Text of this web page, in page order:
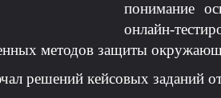
понимание
онлайн-
методов защиты
решений кейсовых